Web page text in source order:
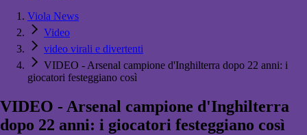
Viola News
Video
video virali e divertenti
VIDEO - Arsenal campione d'Inghilterra dopo 22 anni: i
giocatori festeggiano così
VIDEO - Arsenal campione d'Inghilterra
dopo 22 anni: i giocatori festeggiano così